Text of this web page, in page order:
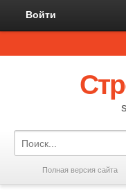
Войти
Полная версия сайта